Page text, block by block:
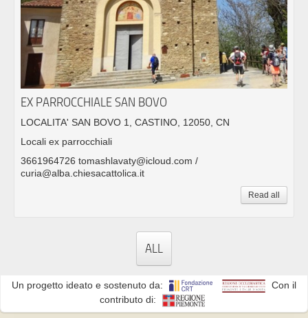
EX PARROCCHIALE SAN BOVO
LOCALITA' SAN BOVO 1, CASTINO, 12050, CN
Locali ex parrocchiali
3661964726 tomashlavaty@icloud.com /
curia@alba.chiesacattolica.it
Read all
ALL
Un progetto ideato e sostenuto da:
Con il
contributo di: